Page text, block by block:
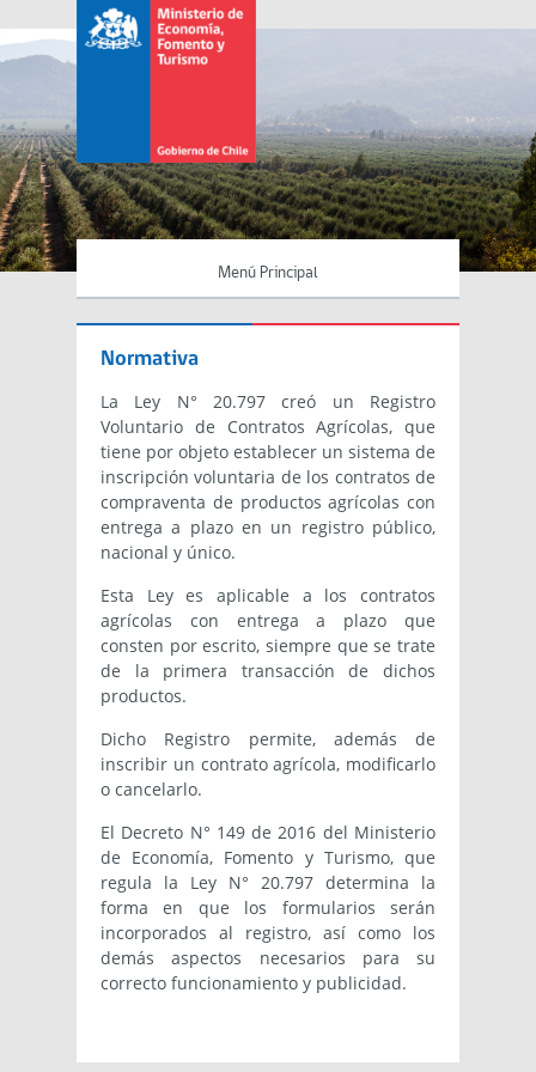
Menú Principal
Normativa
La Ley N° 20.797 creó un Registro
Voluntario de Contratos Agrícolas, que
tiene por objeto establecer un sistema de
inscripción voluntaria de los contratos de
compraventa de productos agrícolas con
entrega a plazo en un registro público,
nacional y único.
Esta Ley es aplicable a los contratos
agrícolas con entrega a plazo que
consten por escrito, siempre que se trate
de la primera transacción de dichos
productos.
Dicho Registro permite, además de
inscribir un contrato agrícola, modificarlo
o cancelarlo.
El Decreto N° 149 de 2016 del Ministerio
de Economía, Fomento y Turismo, que
regula la Ley N° 20.797 determina la
forma en que los formularios serán
incorporados al registro, así como los
demás aspectos necesarios para su
correcto funcionamiento y publicidad.